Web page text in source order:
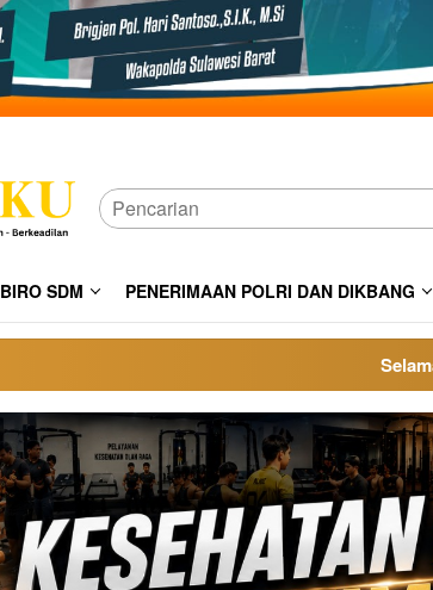
BIRO SDM PENERIMAAN POLRI DAN DIKBANG
Selamat